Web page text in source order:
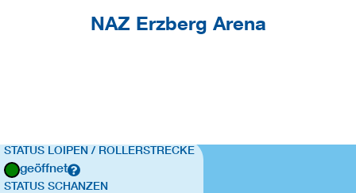
NAZ Erzberg Arena
STATUS LOIPEN / ROLLERSTRECKE
geöffnet
STATUS SCHANZEN